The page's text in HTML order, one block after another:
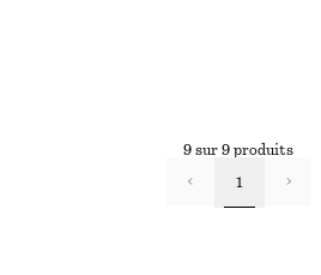
9 sur 9 produits
1